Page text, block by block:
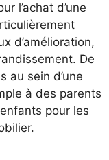
l’achat d’une
d’amélioration,
De
au sein d’une
à des parents
pour les